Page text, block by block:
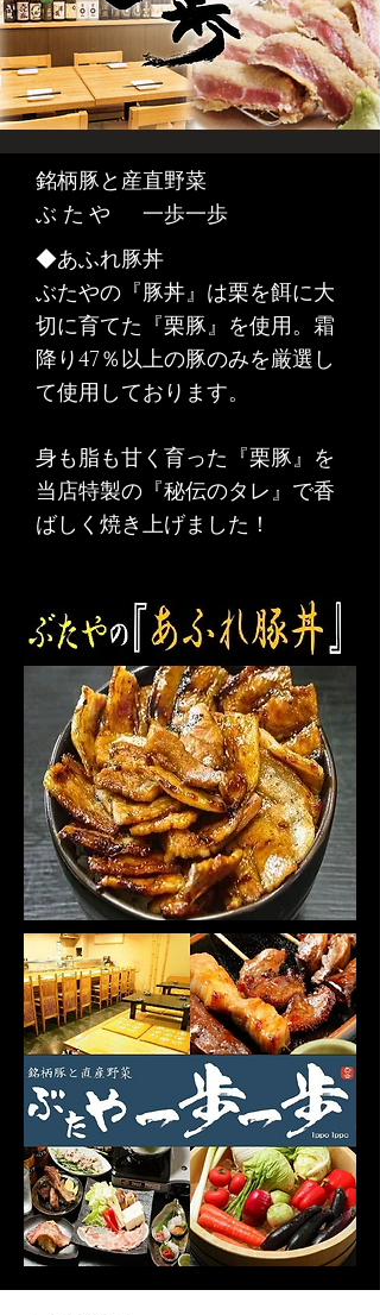
銘柄豚と産直野菜
ぶたや ​一歩一歩
◆あふれ豚丼
ぶたやの『豚丼』は栗を餌に大
切に育てた『栗豚』を使用。霜
降り47％以上の豚のみを厳選し
て使用しております。
身も脂も甘く育った『栗豚』を
当店特製の『秘伝のタレ』で香
ばしく焼き上げました！